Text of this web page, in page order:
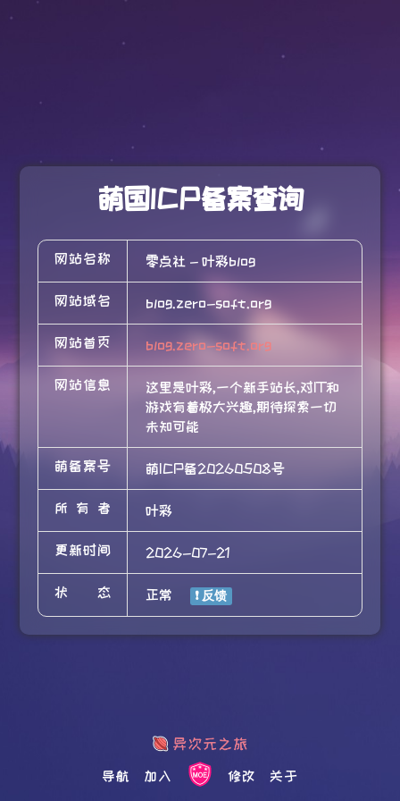
萌国ICP备案查询
网站名称 零点社 - 叶彩blog
网站域名 blog.zero-soft.org
网站首页 blog.zero-soft.org
网站信息
这里是叶彩,一个新手站长,对IT和
游戏有着极大兴趣,期待探索一切
未知可能
萌备案号 萌ICP备20260508号
所有者 叶彩
更新时间 2026-07-21
状态 正常
导航 加入 修改 关于